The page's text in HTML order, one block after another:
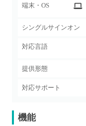
端末・OS
シングルサインオン
対応言語
提供形態
対応サポート
機能